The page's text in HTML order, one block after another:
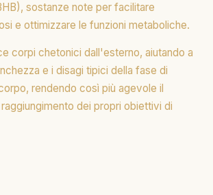
sostanze note per facilitare
e ottimizzare le funzioni metaboliche.
corpi chetonici dall'esterno, aiutando a
e i disagi tipici della fase di
rendendo così più agevole il
dei propri obiettivi di